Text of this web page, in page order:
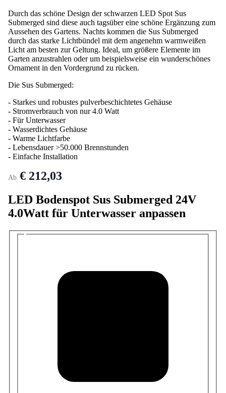
Durch das schöne Design der schwarzen LED Spot Sus
Submerged sind diese auch tagsüber eine schöne Ergänzung zum
Aussehen des Gartens. Nachts kommen die Sus Submerged
durch das starke Lichtbündel mit dem angenehm warmweißen
Licht am besten zur Geltung. Ideal, um größere Elemente im
Garten anzustrahlen oder um beispielsweise ein wunderschönes
Ornament in den Vordergrund zu rücken.
Die Sus Submerged:
- Starkes und robustes pulverbeschichtetes Gehäuse
- Stromverbrauch von nur 4.0 Watt
- Für Unterwasser
- Wasserdichtes Gehäuse
- Warme Lichtfarbe
- Lebensdauer >50.000 Brennstunden
- Einfache Installation
Ab € 212,03
LED Bodenspot Sus Submerged 24V
4.0Watt für Unterwasser anpassen